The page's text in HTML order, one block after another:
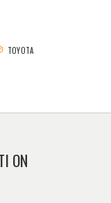
TOYOTA
ON